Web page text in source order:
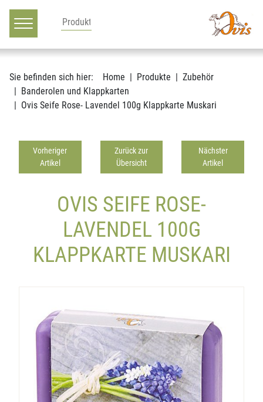
Hauptnavigation
Zum Inhalt
Sie befinden sich hier: Home Produkte
Zubehör
Banderolen und Klappkarten
Ovis Seife Rose- Lavendel 100g Klappkarte Muskari
Vorheriger
Artikel
Zurück zur
Übersicht
Nächster
Artikel
OVIS SEIFE ROSE-
LAVENDEL 100G
KLAPPKARTE MUSKARI